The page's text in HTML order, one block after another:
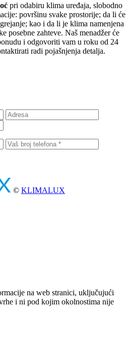
pri odabiru klima uređaja, slobodno
površinu svake prostorije; da li će
kao i da li je klima namenjena
posebne zahteve. Naš menadžer će
i odgovoriti vam u roku od 24
radi pojašnjenja detalja.
© KLIMALUX
na web stranici, uključujući
i ni pod kojim okolnostima nije